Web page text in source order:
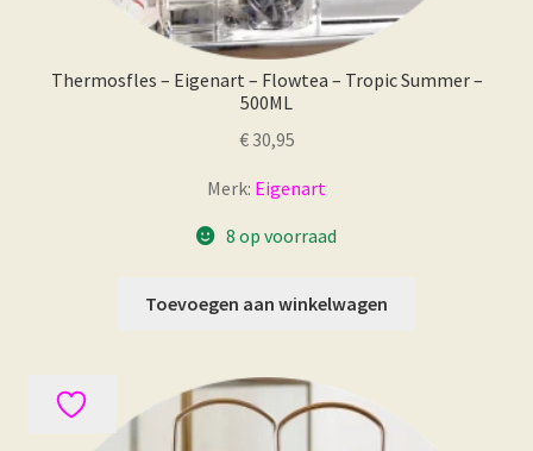
Thermosfles – Eigenart – Flowtea – Tropic Summer –
500ML
€30,95
Merk: Eigenart
8 op voorraad
Toevoegen aan winkelwagen